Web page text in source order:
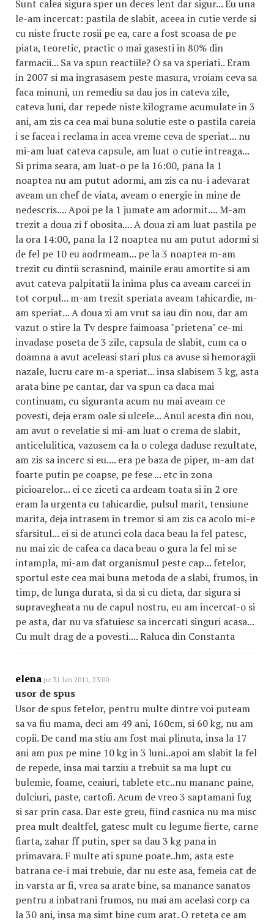
Sunt calea sigura sper un deces lent dar sigur... Eu una
le-am incercat: pastila de slabit, aceea in cutie verde si
cu niste fructe rosii pe ea, care a fost scoasa de pe
piata, teoretic, practic o mai gasesti in 80% din
farmacii... Sa va spun reactiile? O sa va speriati.. Eram
in 2007 si ma ingrasasem peste masura, vroiam ceva sa
faca minuni, un remediu sa dau jos in cateva zile,
cateva luni, dar repede niste kilograme acumulate in 3
ani, am zis ca cea mai buna solutie este o pastila careia
i se facea i reclama in acea vreme ceva de speriat... nu
mi-am luat cateva capsule, am luat o cutie intreaga...
Si prima seara, am luat-o pe la 16:00, pana la 1
noaptea nu am putut adormi, am zis ca nu-i adevarat
aveam un chef de viata, aveam o energie in mine de
nedescris.... Apoi pe la 1 jumate am adormit.... M-am
trezit a doua zi f obosita.... A doua zi am luat pastila pe
la ora 14:00, pana la 12 noaptea nu am putut adormi si
de fel pe 10 eu aodrmeam... pe la 3 noaptea m-am
trezit cu dintii scrasnind, mainile erau amortite si am
avut cateva palpitatii la inima plus ca aveam carcei in
tot corpul... m-am trezit speriata aveam tahicardie, m-
am speriat... A doua zi am vrut sa iau din nou, dar am
vazut o stire la Tv despre faimoasa "prietena" ce-mi
invadase poseta de 3 zile, capsula de slabit, cum ca o
doamna a avut aceleasi stari plus ca avuse si hemoragii
nazale, lucru care m-a speriat... insa slabisem 3 kg, asta
arata bine pe cantar, dar va spun ca daca mai
continuam, cu siguranta acum nu mai aveam ce
povesti, deja eram oale si ulcele... Anul acesta din nou,
am avut o revelatie si mi-am luat o crema de slabit,
anticelulitica, vazusem ca la o colega daduse rezultate,
am zis sa incerc si eu.... era pe baza de piper, m-am dat
foarte putin pe coapse, pe fese ... etc in zona
picioarelor... ei ce ziceti ca ardeam toata si in 2 ore
eram la urgenta cu tahicardie, pulsul marit, tensiune
marita, deja intrasem in tremor si am zis ca acolo mi-e
sfarsitul... ei si de atunci cola daca beau la fel patesc,
nu mai zic de cafea ca daca beau o gura la fel mi se
intampla, mi-am dat organismul peste cap... fetelor,
sportul este cea mai buna metoda de a slabi, frumos, in
timp, de lunga durata, si da si cu dieta, dar sigura si
supravegheata nu de capul nostru, eu am incercat-o si
pe asta, dar nu va sfatuiesc sa incercati singuri acasa...
Cu mult drag de a povesti.... Raluca din Constanta
elena pe 31 Ian 2011, 23:00
usor de spus
Usor de spus fetelor, pentru multe dintre voi puteam
sa va fiu mama, deci am 49 ani, 160cm, si 60 kg, nu am
copii. De cand ma stiu am fost mai plinuta, insa la 17
ani am pus pe mine 10 kg in 3 luni..apoi am slabit la fel
de repede, insa mai tarziu a trebuit sa ma lupt cu
bulemie, foame, ceaiuri, tablete etc..nu mananc paine,
dulciuri, paste, cartofi. Acum de vreo 3 saptamani fug
si sar prin casa. Dar este greu, fiind casnica nu ma misc
prea mult dealtfel, gatesc mult cu legume fierte, carne
fiarta, zahar ff putin, sper sa dau 3 kg pana in
primavara. F multe ati spune poate..hm, asta este
batrana ce-i mai trebuie, dar nu este asa, femeia cat de
in varsta ar fi, vrea sa arate bine, sa manance sanatos
pentru a inbatrani frumos, nu mai am acelasi corp ca
la 30 ani, insa ma simt bine cum arat. O reteta ce am